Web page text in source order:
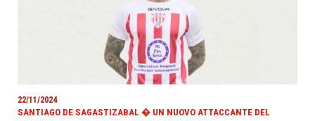
22/11/2024
SANTIAGO DE SAGASTIZABAL � UN NUOVO ATTACCANTE DEL